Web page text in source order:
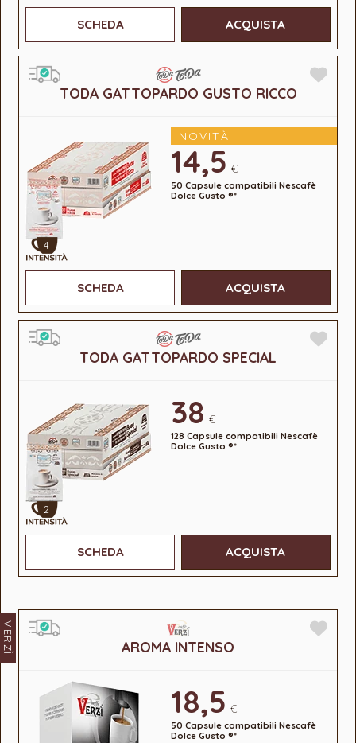
SCHEDA ACQUISTA
TODA GATTOPARDO GUSTO RICCO
4
NOVITÀ
14,5 €
50 Capsule compatibili Nescafè
Dolce Gusto ®*
SCHEDA ACQUISTA
TODA GATTOPARDO SPECIAL
2
38 €
128 Capsule compatibili Nescafè
Dolce Gusto ®*
SCHEDA ACQUISTA
VERZÌ AROMA INTENSO
18,5 €
50 Capsule compatibili Nescafè
Dolce Gusto ®*